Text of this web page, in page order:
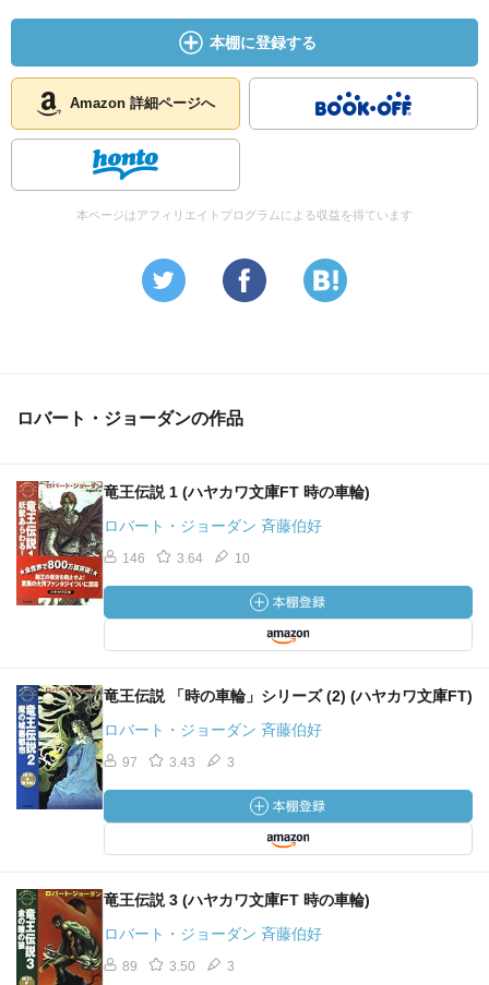
本棚に登録する
Amazon 詳細ページへ
本ページはアフィリエイトプログラムによる収益を得ています
ロバート・ジョーダンの作品
竜王伝説 1 (ハヤカワ文庫FT 時の車輪)
ロバート・ジョーダン 斉藤伯好
146 3.64 10
竜王伝説 「時の車輪」シリーズ (2) (ハヤカワ文庫FT)
ロバート・ジョーダン 斉藤伯好
97 3.43 3
竜王伝説 3 (ハヤカワ文庫FT 時の車輪)
ロバート・ジョーダン 斉藤伯好
89 3.50 3